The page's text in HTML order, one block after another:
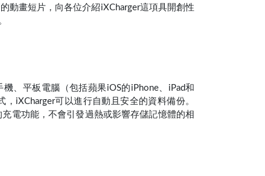
動畫短片，向各位介紹iXCharger這項具開創性
、平板電腦（包括蘋果iOS的iPhone、iPad和
iXCharger可以進行自動且安全的資料備份。
電功能，不會引發過熱或影響存儲記憶體的相